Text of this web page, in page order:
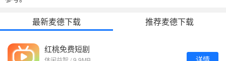
最新麦德下载 推荐麦德下载
红桃免费短剧
详情